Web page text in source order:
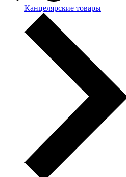
Канцелярские товары